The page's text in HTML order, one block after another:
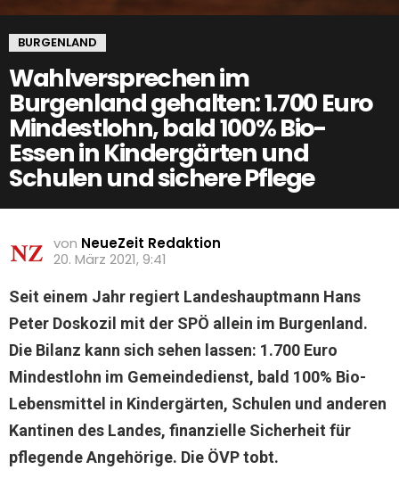
BURGENLAND
Wahlversprechen im
Burgenland gehalten: 1.700 Euro
Mindestlohn, bald 100% Bio-
Essen in Kindergärten und
Schulen und sichere Pflege
von NeueZeit Redaktion
20. März 2021, 9:41
Seit einem Jahr regiert Landeshauptmann Hans
Peter Doskozil mit der SPÖ allein im Burgenland.
Die Bilanz kann sich sehen lassen: 1.700 Euro
Mindestlohn im Gemeindedienst, bald 100% Bio-
Lebensmittel in Kindergärten, Schulen und anderen
Kantinen des Landes, finanzielle Sicherheit für
pflegende Angehörige. Die ÖVP tobt.